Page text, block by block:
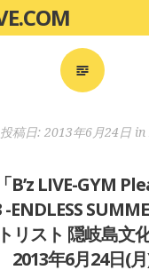
投稿日: 2013年6月24日in
B’z LIVE-GYM
-ENDLESS
リスト 隠岐島文
2013年6月24日(